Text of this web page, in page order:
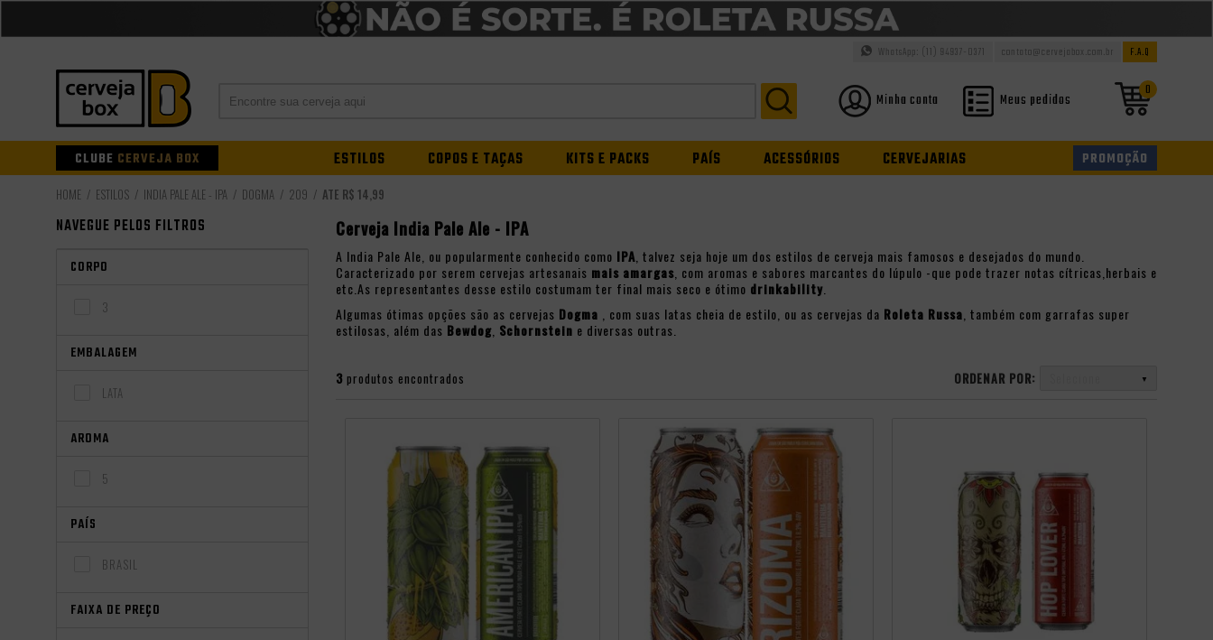
F.A.Q
contato@cervejabox.com.br
WhatsApp: (11) 94937-0371
0
Minha conta Meus pedidos
CLUBE CERVEJA BOX ESTILOS COPOS E TAÇAS KITS E PACKS PAÍS ACESSÓRIOS CERVEJARIAS PROMOÇÃO
ESTILOS INDIA PALE ALE - IPA DOGMA 209 ATÉ R$ 14,99
NAVEGUE PELOS FILTROS
CORPO
3
EMBALAGEM
LATA
AROMA
5
PAÍS
BRASIL
FAIXA DE PREÇO
Cerveja India Pale Ale - IPA
A India Pale Ale, ou popularmente conhecido como IPA , talvez seja hoje um dos estilos de cerveja mais famosos e desejados do mundo.
Caracterizado por serem cervejas artesanais mais amargas , com aromas e sabores marcantes do lúpulo -que pode trazer notas cítricas,herbais e
etc.As representantes desse estilo costumam ter final mais seco e ótimo drinkability
Algumas ótimas opções são as cervejas Dogma , com suas latas cheia de estilo, ou as cervejas da Roleta Russa , também com garrafas super
estilosas, além das Bewdog Schornstein e diversas outras.
3 produtos encontrados ORDENAR POR: